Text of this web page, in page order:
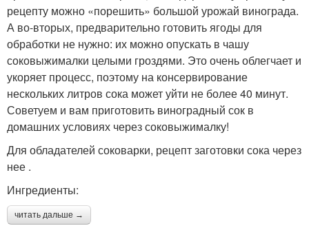
рецепту можно «порешить» большой урожай винограда.
А во-вторых, предварительно готовить ягоды для
обработки не нужно: их можно опускать в чашу
соковыжималки целыми гроздями. Это очень облегчает и
укоряет процесс, поэтому на консервирование
нескольких литров сока может уйти не более 40 минут.
Советуем и вам приготовить виноградный сок в
домашних условиях через соковыжималку!
Для обладателей соковарки, рецепт заготовки сока через
нее .
Ингредиенты:
читать дальше →